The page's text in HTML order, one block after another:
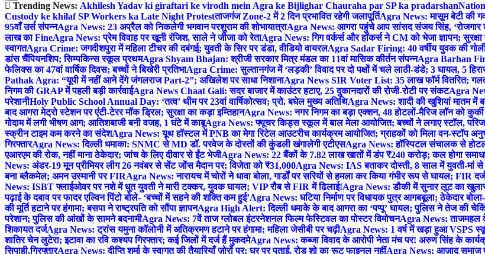
Trending News: Akhilesh Yadav ki giraftari ke virodh mein Agra ke Bijlighar Chauraha par SP ka pradarshan
Custody ke khilaf SP Workers ka Late Night Protestताजगंज Zone-2 में 2 दिन प्रभावित रहेगी जलापूर्तिAgra News: मासूम बेटी की
95वाँ उर्स संपन्नAgra News: 23 अप्रैल को निकलेगी भगवान परशुराम की शोभायात्राAgra News: आगरा पहुंचे आप सांसद संजय सिंह, ‘रोजगार
लाख का FineAgra News: प्रेम विवाह पर खूनी रंजिश, साले ने जीजा को रेताAgra News: गिग वर्कर्स और हॉकर्स ने CM को भेजा ज्ञापन; सुरक्षा
स्वागतAgra Crime: जगदीशपुरा में महिला टीचर की दबंगई; युवती के सिर पर डंडा, वीडियो वायरलAgra Sadar Firing: 40 वर्षीय युवक की
डांस चैंपियनशिप; सिम्पकिन्स स्कूल प्रथमAgra Shyam Bhajan: श्रीजी सरकार मित्र मंडल का 11वां मासिक कीर्तन संपन्नAgra Barhan
फेलिक्स का 47वां वार्षिक दिवस; बच्चों ने बिखेरी प्रतिभाAgra Crime: सुल्तानगंज में ‘लड़की’ विवाद पर दो पक्षों में चले लाठी-डंडे; 3 घायल, 5
Pathak Agra: “यूपी में नहीं आने देंगे जंगलराज Part-2”; अखिलेश पर साधा निशानाAgra News SIR Voter List: 35 लाख फॉर्म वितरित;
निगम की GRAP में पहली बड़ी कार्रवाईAgra News Chaat Gali: सदर बाजार में काउंटर हटाए, 25 दुकानदारों की रोजी-रोटी पर संकटAgra
परेशानीHoly Public School Annual Day: ‘तत्व’ थीम पर 23वां वार्षिकोत्सव; प्रो. बघेल मुख्य अतिथिAgra News: शादी की खुशियां मातम में
बाद आगरा मेट्रो स्टेशन पर एंटी-टेरर मॉक ड्रिल; सुरक्षा का कड़ा इम्तिहानAgra News: नगर निगम का बड़ा एक्शन, 48 होटलों-मैरिज लॉन को
गोदाम में लगी भीषण आग; आतिशबाजी बनी वजह, 1 घंटे में काबूAgra News: फ्यूचर किड्स स्कूल में बाल मेला आयोजित; बच्चों ने लगाए स्टॉल,
स्क्रीन टाइम कम करने का संदेशAgra News: यूथ हॉस्टल में PNB का मेगा रिटेल आउटरीच कार्यक्रम आयोजित; ग्राहकों को मिला वन-स्टॉप
गिरफ्तारAgra News: दिल्ली धमाका: SNMC से MD डॉ. परवेज के दोस्तों की कुंडली खंगालेगी एटीएसAgra News: हॉस्पिटल संचालक से
एआरएम की रोक, नहीं माना ठेकेदार; जांच के लिए दीवार से ईंट भेजीAgra News: 22 बैंकों के 7.82 लाख खातों में डंप ₹240 करोड़; कल होगा
News: अंडर-19 मून प्रीमियर लीग 26 नवंबर से सेंट जोंस मैदान पर; विजेता को ₹31,000Agra News: IAS बताकर दोस्ती, 8 साल में युवती-मां
बना ब्लैकमेल; अमन उस्मानी पर FIRAgra News: नारायच में चोरों ने धावा बोला, गार्डों पर सरियों से हमला कर किया गंभीर रूप से घायल; FIR दर्ज
News: ISBT फ्लाईओवर पर नशे में धुत युवती ने मारी टक्कर, युवक घायल; VIP रौब से FIR में ढिलाई!Agra News: डौकी में सुनार लूट का
पढ़ाई के दबाव पर फादर एल्विन पिंटो बोले- ‘बच्चों में सहने की शक्ति कम हुई’Agra News: घटिया निर्माण पर विधायक पुत्र आगबबूला; ठेकेदार
की मूर्ति हटाने पर हंगामा; बसपा ने राष्ट्रपति को सौंपा ज्ञापनAgra High Alert: दिल्ली धमाके के बाद आगरा का ‘पप्पू’ घायल; पुलिस ने तेज की
परेशान; पुलिस की आंखों के सामने बदनामीAgra News: 7वें ताज ग्लोबल इंटरनेशनल फिल्म फेस्टिवल का पोस्टर विमोचनAgra News: ताजमहल
शिकायत दर्जAgra News: ट्रांस यमुना कॉलोनी में अतिक्रमण हटाने पर हंगामा; महिला जेसीबी पर चढ़ीAgra News: 1 वर्ष में खड़ा हुआ VSPS
शातिर चेन लुटेरा; इटावा का रवि कश्यप गिरफ्तार; कई जिलों में दर्ज हैं मुकदमेAgra News: कब्जा विवाद के आरोपी नेता मंच पर! अरुण सिंह के
सिपाही,गिरफ्तारAgra News: दीप्ति शर्मा के स्वागत की तैयारियाँ ज़ोरों पर; घर पर पुताई, रोड शो का रूट फाइनल नहींAgra News: आज़ाद समाज